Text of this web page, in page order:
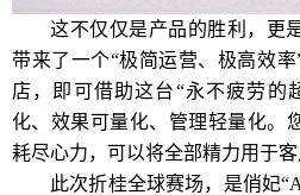
这不仅仅是产品的胜利，更
带来了一个“极简运营、极高效
店，即可借助这台“永不疲劳的
化、效果可量化、管理轻量化。
耗尽心力，可以将全部精力用于客
此次折桂全球赛场，是俏妃